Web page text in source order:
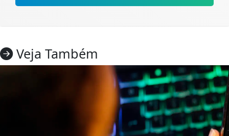
Veja Também